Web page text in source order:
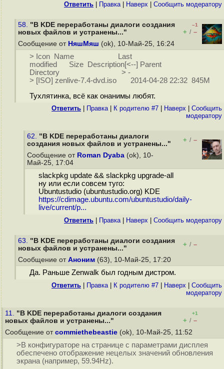
Ответить Правка| Наверх Cообщить модератору
58. "В KDE переработаны диалоги создания
новых файлов и устранены..."
–1
+ / –
Сообщение от НяшМяш (ok), 10-Май-25, 16:24
> Icon Name Last
modified Size Description[<--] Parent
Directory > -
> [ISO] zenlive-7.4-dvd.iso 2014-04-28 22:32 845M
Тухлятинка, всё как онанимы любят.
Ответить Правка| К родителю #7 Наверх
Cообщить
модератору
62. "В KDE переработаны диалоги
создания новых файлов и устранены..."
+ / –
Сообщение от Roman Dyaba (ok), 10-
Май-25, 17:04
slackpkg update && slackpkg upgrade-all
ну или если совсем туго:
Ubuntustudio (ubuntustudio.org) KDE
https://cdimage.ubuntu.com/ubuntustudio/daily-
live/current/p...
Ответить Правка| Наверх Cообщить модератору
63. "В KDE переработаны диалоги создания
новых файлов и устранены..."
+ / –
Сообщение от Аноним (63), 10-Май-25, 17:20
Да. Раньше Zenwalk был годным дистром.
Ответить Правка| К родителю #7 Наверх
Cообщить
модератору
11. "В KDE переработаны диалоги создания
новых файлов и устранены..."
+1
+ / –
Сообщение от commiethebeastie (ok), 10-Май-25, 11:52
>В конфигураторе на странице с параметрами дисплея
обеспечено отображение нецелых значений обновления
экрана (например, 59.94Hz).